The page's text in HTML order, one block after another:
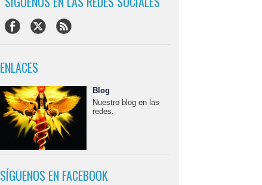
ENLACES
Blog
Nuestro blog en las
redes.
SÍGUENOS EN FACEBOOK